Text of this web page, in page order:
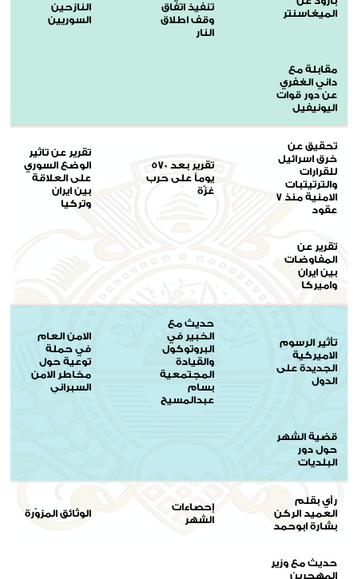
الميغاسنتر
تنفيذ اتفاق
وقف اطلاق
النار
النازحين
السوريين
مقابلة مع
داني الغفري
عن دور قوات
اليونيفيل
تحقيق عن
خرق اسرائيل
للقرارات
والترتيتبات
الامنية منذ 7
عقود
تقرير بعد 570
يوماً على حرب
غزّة
تقرير عن تاثير
الوضع السوري
على العلاقة
بين ايران
وتركيا
تقرير عن
المفاوضات
بين ايران
واميركا
تأثير الرسوم
الاميركية
الجديدة على
الدول
حديث مع
الخبير في
البروتوكول
والقيادة
المجتمعية
بسام
عبدالمسيح
الامن العام
في حملة
توعية حول
مخاطر الامن
السبراني
قضية الشهر
حول دور
البلديات
رأي بقلم
العميد الركن
بشارة ابوحمد
إحصاءات
الشهر
الوثائق المزوّرة
حديث مع وزير
المهجرين